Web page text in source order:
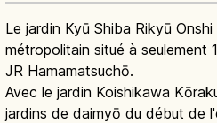
Le jardin Kyū Shiba Rikyū
métropolitain situé à seulement
JR Hamamatsuchō.
Avec le jardin Koishikawa
jardins de daimyō du début de